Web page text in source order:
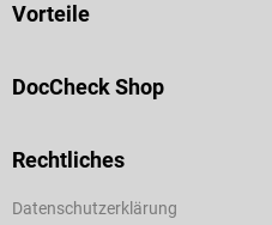
Vorteile
DocCheck Shop
Rechtliches
Datenschutzerklärung